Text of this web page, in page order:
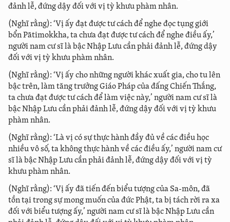
đảnh lễ, đứng dậy đối với vị tỳ khưu phàm nhân.
(Nghĩ rằng): ‘Vị ấy đạt được tư cách để nghe đọc tụng giới
bổn Pātimokkha, ta chưa đạt được tư cách để nghe điều ấy,’
người nam cư sĩ là bậc Nhập Lưu cần phải đảnh lễ, đứng dậy
đối với vị tỳ khưu phàm nhân.
(Nghĩ rằng): ‘Vị ấy cho những người khác xuất gia, cho tu lên
bậc trên, làm tăng trưởng Giáo Pháp của đấng Chiến Thắng,
ta chưa đạt được tư cách để làm việc này,’ người nam cư sĩ là
bậc Nhập Lưu cần phải đảnh lễ, đứng dậy đối với vị tỳ khưu
phàm nhân.
(Nghĩ rằng): ‘Là vị có sự thực hành đầy đủ về các điều học
nhiều vô số, ta không thực hành về các điều ấy,’ người nam cư
sĩ là bậc Nhập Lưu cần phải đảnh lễ, đứng dậy đối với vị tỳ
khưu phàm nhân.
(Nghĩ rằng): ‘Vị ấy đã tiến đến biểu tượng của Sa-môn, đã
tồn tại trong sự mong muốn của đức Phật, ta bị tách rời ra xa
đối với biểu tượng ấy,’ người nam cư sĩ là bậc Nhập Lưu cần